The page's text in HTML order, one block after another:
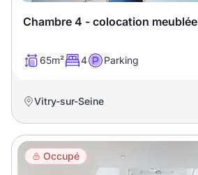
Chambre 4 - colocation meublée
65m² 4 Parking
Vitry-sur-Seine
Occupé